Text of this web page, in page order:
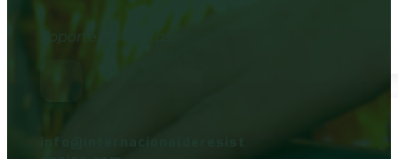
Soporte de ventas
info@internacionalderesist